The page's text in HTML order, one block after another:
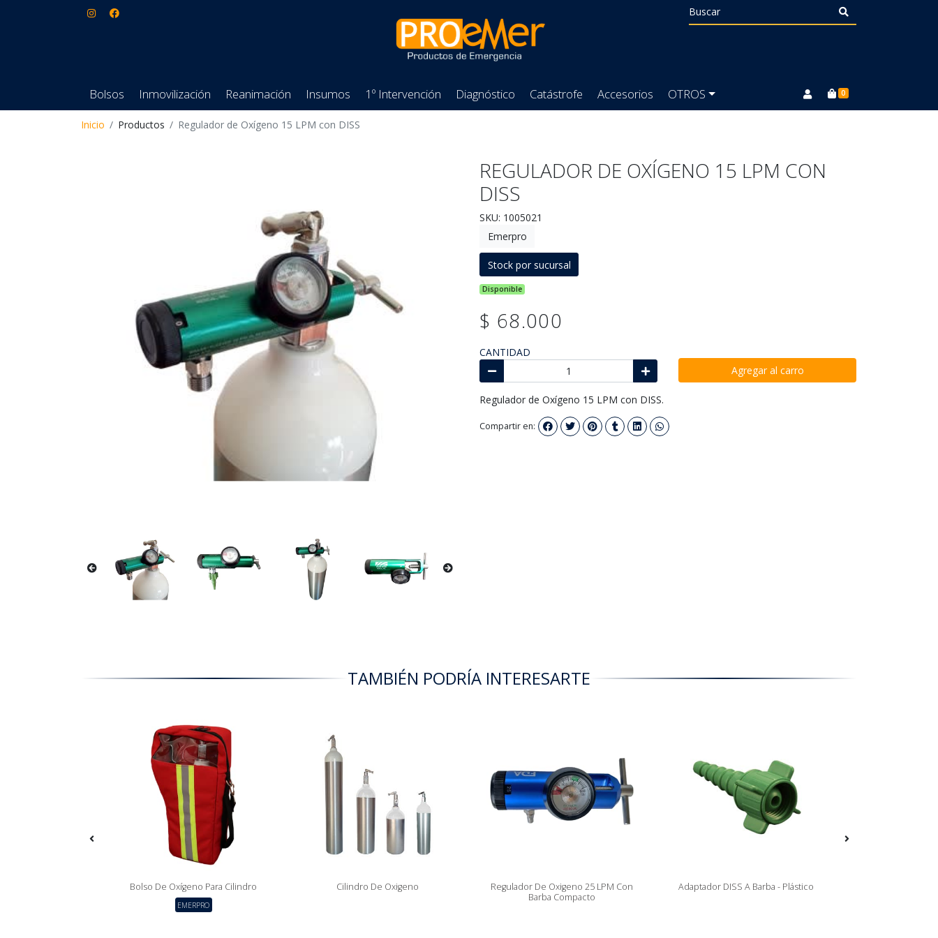
Bolsos Inmovilización Reanimación Insumos 1º Intervención Diagnóstico Catástrofe Accesorios OTROS 0
Inicio Productos Regulador de Oxígeno 15 LPM con DISS
REGULADOR DE OXÍGENO 15 LPM CON
DISS
SKU: 1005021
Emerpro
Stock por sucursal
Disponible
$ 68.000
CANTIDAD
Agregar al carro
Regulador de Oxígeno 15 LPM con DISS.
Compartir en:
TAMBIÉN PODRÍA INTERESARTE
Bolso De Oxígeno Para Cilindro
EMERPRO
Cilindro De Oxigeno
Regulador De Oxigeno 25 LPM Con
Barba Compacto
Adaptador DISS A Barba - Plástico